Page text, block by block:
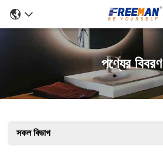
পণ্যের বিবরণ
সকল বিভাগ